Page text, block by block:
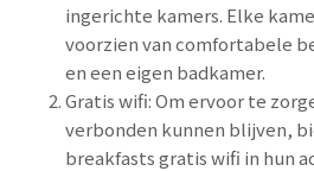
ingerichte kamers. Elke
voorzien van comfortabele
en een eigen badkamer.
Gratis wifi: Om ervoor te
verbonden kunnen blijven,
breakfasts gratis wifi in hun